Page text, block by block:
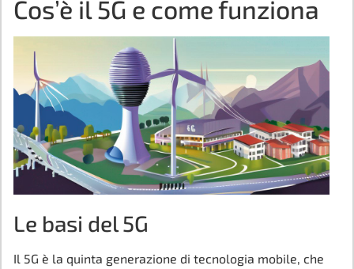
Cos’è il 5G e come funziona
Le basi del 5G
Il 5G è la quinta generazione di tecnologia mobile, che